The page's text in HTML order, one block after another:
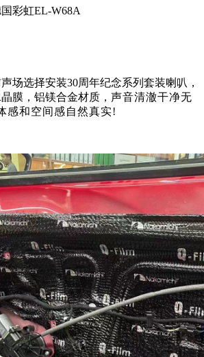
彩虹EL-W68A
场选择安装30周年纪念系列套装喇叭，
膜，铝镁合金材质， 声音清澈干净无
感和空间感自然真实!